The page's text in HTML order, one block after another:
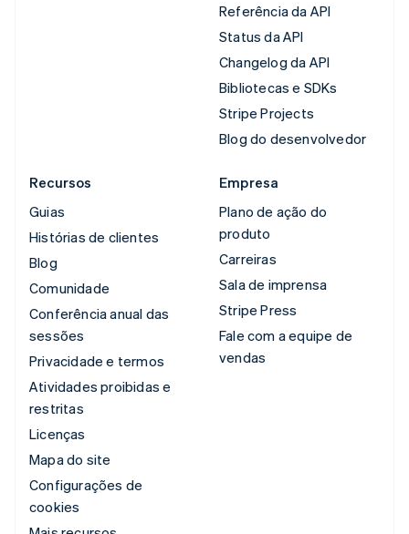
Referência da API
Status da API
Changelog da API
Bibliotecas e SDKs
Stripe Projects
Blog do desenvolvedor
Recursos
Guias
Histórias de clientes
Blog
Comunidade
Conferência anual das
sessões
Privacidade e termos
Atividades proibidas e
restritas
Licenças
Mapa do site
Configurações de
cookies
Empresa
Plano de ação do
produto
Carreiras
Sala de imprensa
Stripe Press
Fale com a equipe de
vendas